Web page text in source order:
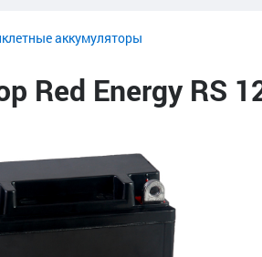
аккумуляторы
Red Energy RS